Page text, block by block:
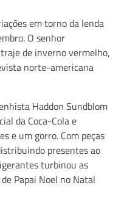
em torno da lenda
O senhor
de inverno vermelho,
norte-americana
Haddon Sundblom
da Coca-Cola e
e um gorro. Com peças
presentes ao
turbinou as
Papai Noel no Natal